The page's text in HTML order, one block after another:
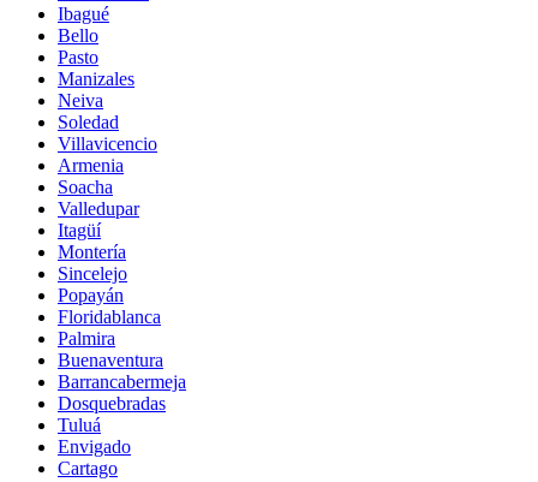
Ibagué
Bello
Pasto
Manizales
Neiva
Soledad
Villavicencio
Armenia
Soacha
Valledupar
Itagüí
Montería
Sincelejo
Popayán
Floridablanca
Palmira
Buenaventura
Barrancabermeja
Dosquebradas
Tuluá
Envigado
Cartago